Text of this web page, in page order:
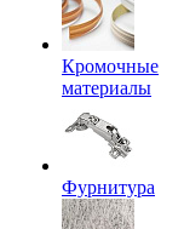
Кромочные
материалы
Фурнитура